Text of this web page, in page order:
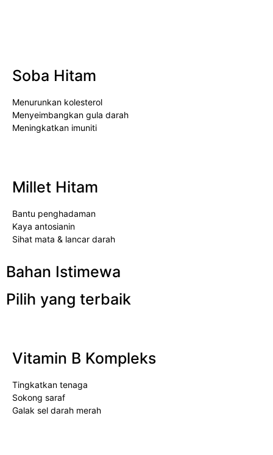
Soba Hitam
Menurunkan kolesterol
Menyeimbangkan gula darah
Meningkatkan imuniti
Millet Hitam
Bantu penghadaman
Kaya antosianin
Sihat mata & lancar darah
Bahan Istimewa
Pilih yang terbaik
Vitamin B Kompleks
Tingkatkan tenaga
Sokong saraf
Galak sel darah merah